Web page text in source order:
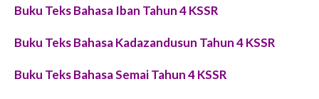
Buku Teks Bahasa Iban Tahun 4 KSSR
Buku Teks Bahasa Kadazandusun Tahun 4 KSSR
Buku Teks Bahasa Semai Tahun 4 KSSR